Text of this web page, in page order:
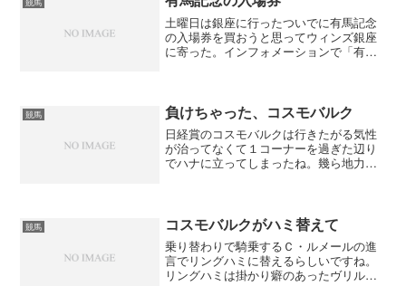
くなってしまいますよ。 ...
競馬
土曜日は銀座に行ったついでに有馬記念
の入場券を買おうと思ってウィンズ銀座
に寄った。インフォメーションで「有馬
これまで、何度か有馬記念...
競馬 負けちゃった、コスモバルク
日経賞のコスモバルクは行きたがる気性
が治ってなくて１コーナーを過ぎた辺り
でハナに立ってしまったね。幾ら地力が
大阪杯で２着するしかない...
競馬 コスモバルクがハミ替えて
乗り替わりで騎乗するＣ・ルメールの進
言でリングハミに替えるらしいですね。
リングハミは掛かり癖のあったヴリルに